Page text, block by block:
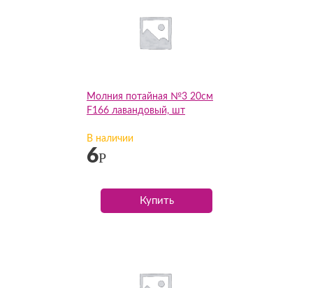
Молния потайная №3 20см
F166 лавандовый, шт
В наличии
6Р
Купить